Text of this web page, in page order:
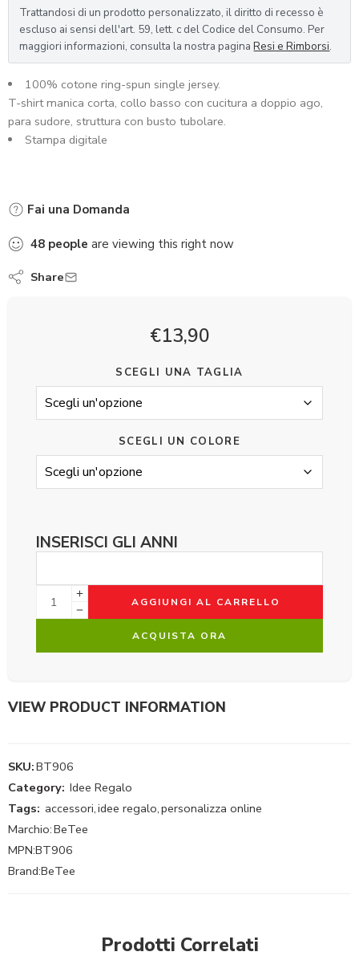
Trattandosi di un prodotto personalizzato, il diritto di recesso è
escluso ai sensi dell'art. 59, lett. c del Codice del Consumo. Per
maggiori informazioni, consulta la nostra paginaResi e Rimborsi.
100% cotone ring-spun single jersey.
T-shirt manica corta, collo basso con cucitura a doppio ago,
para sudore, struttura con busto tubolare.
Stampa digitale
Fai una Domanda
48 people are viewing this right now
Share
€13,90
SCEGLI UNA TAGLIA
SCEGLI UN COLORE
INSERISCI GLI ANNI
AGGIUNGI AL CARRELLO
ACQUISTA ORA
VIEW PRODUCT INFORMATION
SKU:BT906
Category: Idee Regalo
Tags: accessori,idee regalo,personalizza online
Marchio:BeTee
MPN:BT906
Brand:BeTee
Prodotti Correlati